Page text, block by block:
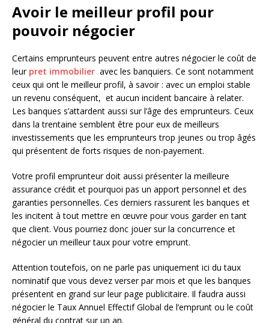
Avoir le meilleur profil pour
pouvoir négocier
Certains emprunteurs peuvent entre autres négocier le coût de
leur pret immobilier avec les banquiers. Ce sont notamment
ceux qui ont le meilleur profil, à savoir : avec un emploi stable
un revenu conséquent, et aucun incident bancaire à relater.
Les banques s’attardent aussi sur l’âge des emprunteurs. Ceux
dans la trentaine semblent être pour eux de meilleurs
investissements que les emprunteurs trop jeunes ou trop âgés
qui présentent de forts risques de non-payement.
Votre profil emprunteur doit aussi présenter la meilleure
assurance crédit et pourquoi pas un apport personnel et des
garanties personnelles. Ces derniers rassurent les banques et
les incitent à tout mettre en œuvre pour vous garder en tant
que client. Vous pourriez donc jouer sur la concurrence et
négocier un meilleur taux pour votre emprunt.
Attention toutefois, on ne parle pas uniquement ici du taux
nominatif que vous devez verser par mois et que les banques
présentent en grand sur leur page publicitaire. Il faudra aussi
négocier le Taux Annuel Effectif Global de l’emprunt ou le coût
général du contrat sur un an.